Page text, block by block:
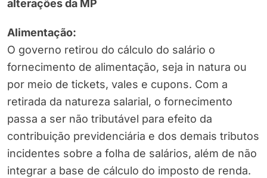
alterações da MP
Alimentação:
O governo retirou do cálculo do salário o
fornecimento de alimentação, seja in natura ou
por meio de tickets, vales e cupons. Com a
retirada da natureza salarial, o fornecimento
passa a ser não tributável para efeito da
contribuição previdenciária e dos demais tributos
incidentes sobre a folha de salários, além de não
integrar a base de cálculo do imposto de renda.